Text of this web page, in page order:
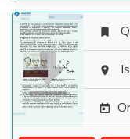



